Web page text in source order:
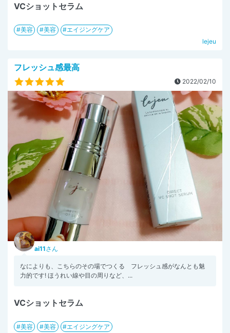
VCショットセラム
美容 美容
エイジングケア
lejeu
フレッシュ感最高
2022/02/10
ai11さん
なによりも、こちらのその場でつくる フレッシュ感がなんとも魅
力的です! ほうれい線や目の周りなど、...
VCショットセラム
美容 美容
エイジングケア